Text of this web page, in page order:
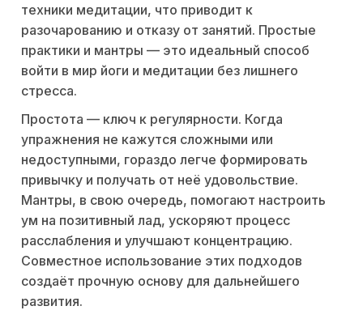
техники медитации, что приводит к
разочарованию и отказу от занятий. Простые
практики и мантры — это идеальный способ
войти в мир йоги и медитации без лишнего
стресса.
Простота — ключ к регулярности. Когда
упражнения не кажутся сложными или
недоступными, гораздо легче формировать
привычку и получать от неё удовольствие.
Мантры, в свою очередь, помогают настроить
ум на позитивный лад, ускоряют процесс
расслабления и улучшают концентрацию.
Совместное использование этих подходов
создаёт прочную основу для дальнейшего
развития.